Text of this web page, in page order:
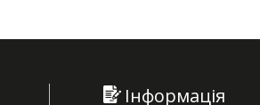
Інформація